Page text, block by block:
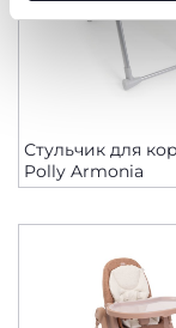
запрашиваемой
Политика
Стульчик для
Polly Armonia